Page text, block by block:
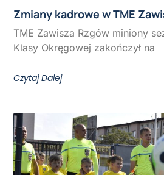
Zmiany kadrowe w TME
TME Zawisza Rzgów miniony
Klasy Okręgowej zakończył na
Czytaj Dalej